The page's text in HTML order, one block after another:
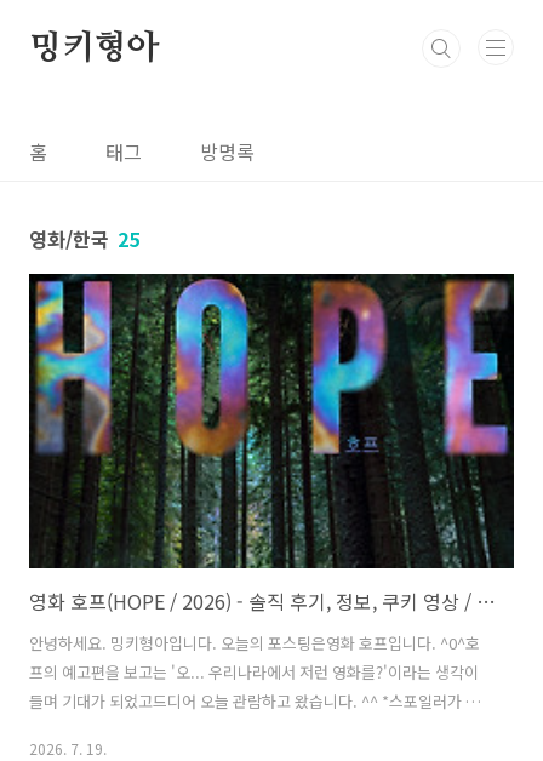
밍키형아
홈 태그 방명록
영화/한국 25
영화 호프(HOPE / 2026) - 솔직 후기, 정보, 쿠키 영상 / 이유 없이 추격만 하다가 뒷맛이 애매하게 끝나는 영화
안녕하세요. 밍키형아입니다. 오늘의 포스팅은영화 호프입니다. ^0^호
프의 예고편을 보고는 '오... 우리나라에서 저런 영화를?'이라는 생각이
들며 기대가 되었고드디어 오늘 관람하고 왔습니다. ^^ *스포일러가 있
2026. 7. 19.